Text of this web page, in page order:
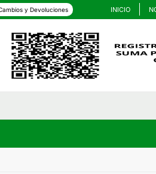
y Devoluciones INICIO